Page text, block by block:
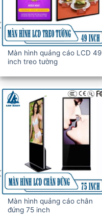
Màn hình quảng cáo LCD 49
inch treo tường
Màn hình quảng cáo chân
đứng 75 inch